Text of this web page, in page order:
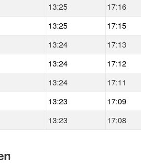
13:25 17:16
13:25 17:15
13:24 17:13
13:24 17:12
13:24 17:11
13:23 17:09
13:23 17:08